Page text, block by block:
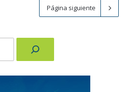
Página siguiente